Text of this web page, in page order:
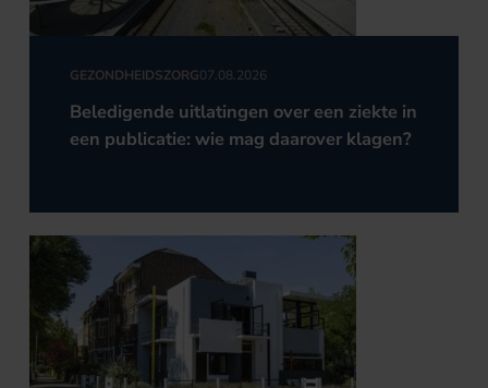
GEZONDHEIDSZORG07.08.2026
Beledigende uitlatingen over een ziekte in
een publicatie: wie mag daarover klagen?